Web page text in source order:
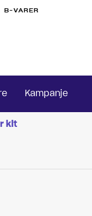
B-VARER
Kampanje
kit